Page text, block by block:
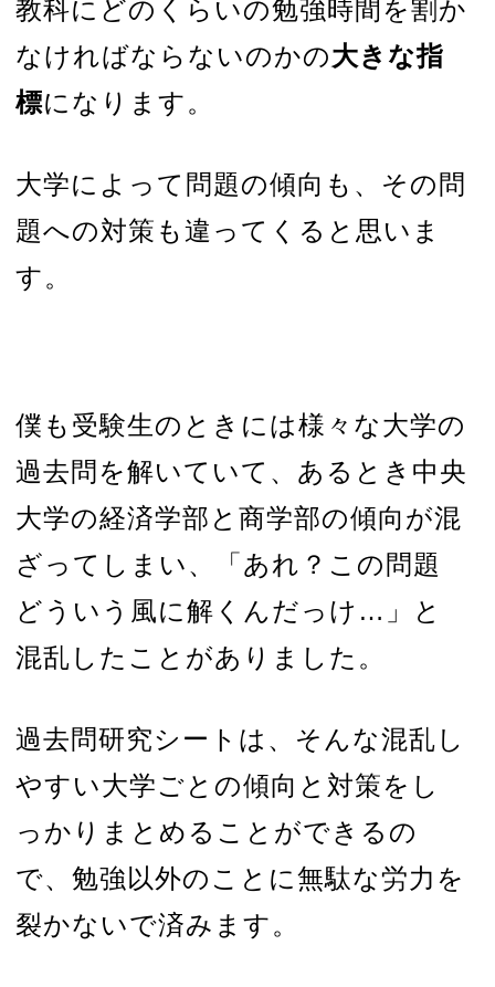
教科にどのくらいの勉強時間を割か
なければならないのかの大きな指
標になります。
大学によって問題の傾向も、その問
題への対策も違ってくると思いま
す。
僕も受験生のときには様々な大学の
過去問を解いていて、あるとき中央
大学の経済学部と商学部の傾向が混
ざってしまい、「あれ？この問題
どういう風に解くんだっけ…」と
混乱したことがありました。
過去問研究シートは、そんな混乱し
やすい大学ごとの傾向と対策をし
っかりまとめることができるの
で、勉強以外のことに無駄な労力を
裂かないで済みます。